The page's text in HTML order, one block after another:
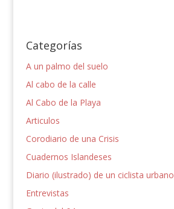
Categorías
A un palmo del suelo
Al cabo de la calle
Al Cabo de la Playa
Articulos
Corodiario de una Crisis
Cuadernos Islandeses
Diario (ilustrado) de un ciclista urbano
Entrevistas